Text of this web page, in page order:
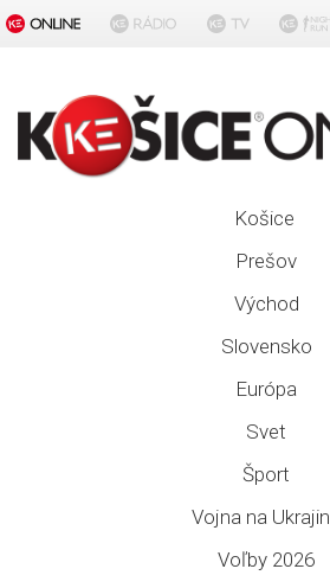
Košice
Prešov
Východ
Slovensko
Európa
Svet
Šport
Vojna na
Voľby 2026